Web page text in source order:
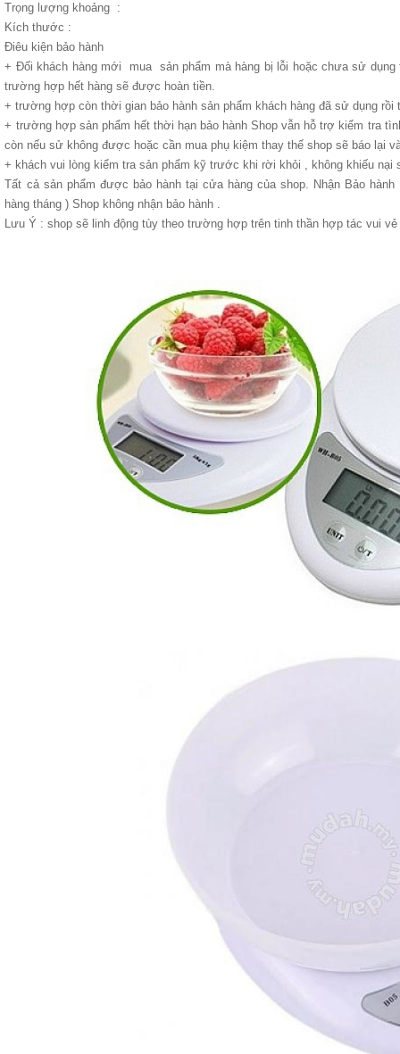
Trọng lượng khoảng :
Kích thước :
Điêu kiện bảo hành
+ Đối khách hàng mới mua sản phẩm mà hàng bị lỗi hoặc chưa sử
trường hợp hết hàng sẽ được hoàn tiền.
+ trường hợp còn thời gian bảo hành sản phẩm khách hàng đã sử dụng rồi
+ trường hợp sản phẩm hết thời hạn bảo hành Shop vẫn hỗ trợ kiểm tra
còn nếu sử không được hoặc cần mua phụ kiệm thay thế shop sẽ báo lại
+ khách vui lòng kiểm tra sản phẩm kỹ trước khi rời khỏi , không khiếu
Tất cả sản phẩm được bảo hành tại cửa hàng của shop. Nhận Bảo
hàng tháng ) Shop không nhận bảo hành .
Lưu Ý : shop sẽ linh động tùy theo trường hợp trên tinh thần hợp tác vui